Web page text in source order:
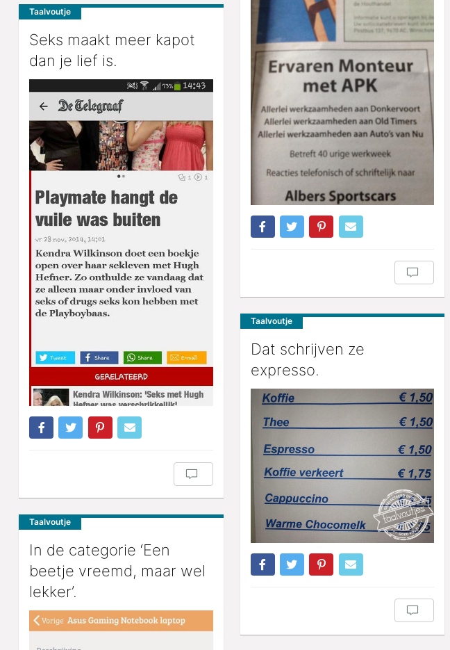
Taalvoutje
Seks maakt meer kapot
dan je lief is.
Taalvoutje
Dat schrijven ze
expresso.
Taalvoutje
In de categorie ‘Een
beetje vreemd, maar wel
lekker’.